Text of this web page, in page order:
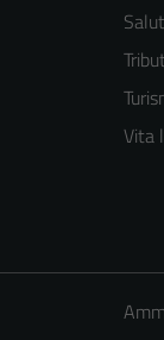
Vita